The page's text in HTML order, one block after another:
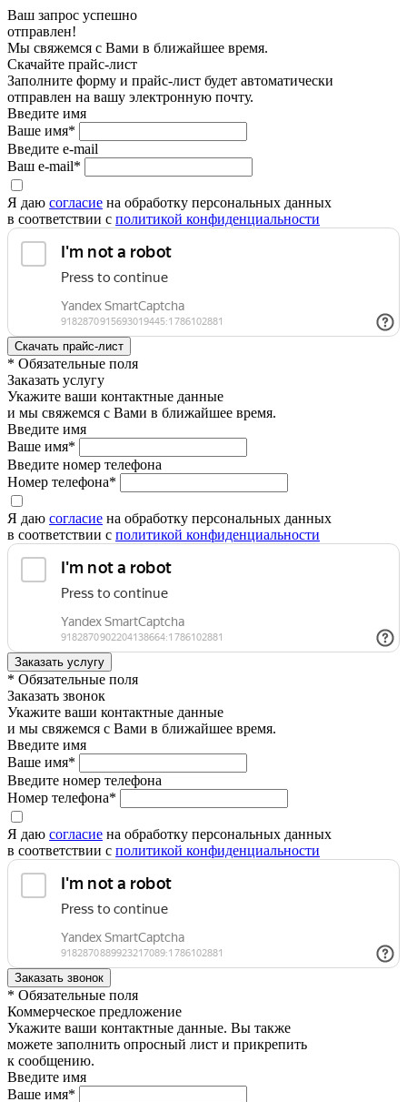
Ваш запрос успешно
отправлен!
Мы свяжемся с Вами в ближайшее время.
Скачайте прайс-лист
Заполните форму и прайс-лист будет автоматически
отправлен на вашу электронную почту.
Введите имя
Ваше имя*
Введите e-mail
Ваш e-mail*
Я даю согласие на обработку персональных данных
в соответствии с политикой конфиденциальности
* Обязательные поля
Заказать услугу
Укажите ваши контактные данные
и мы свяжемся с Вами в ближайшее время.
Введите имя
Ваше имя*
Введите номер телефона
Номер телефона*
Я даю согласие на обработку персональных данных
в соответствии с политикой конфиденциальности
* Обязательные поля
Заказать звонок
Укажите ваши контактные данные
и мы свяжемся с Вами в ближайшее время.
Введите имя
Ваше имя*
Введите номер телефона
Номер телефона*
Я даю согласие на обработку персональных данных
в соответствии с политикой конфиденциальности
* Обязательные поля
Коммерческое предложение
Укажите ваши контактные данные. Вы также
можете заполнить опросный лист и прикрепить
к сообщению.
Введите имя
Ваше имя*